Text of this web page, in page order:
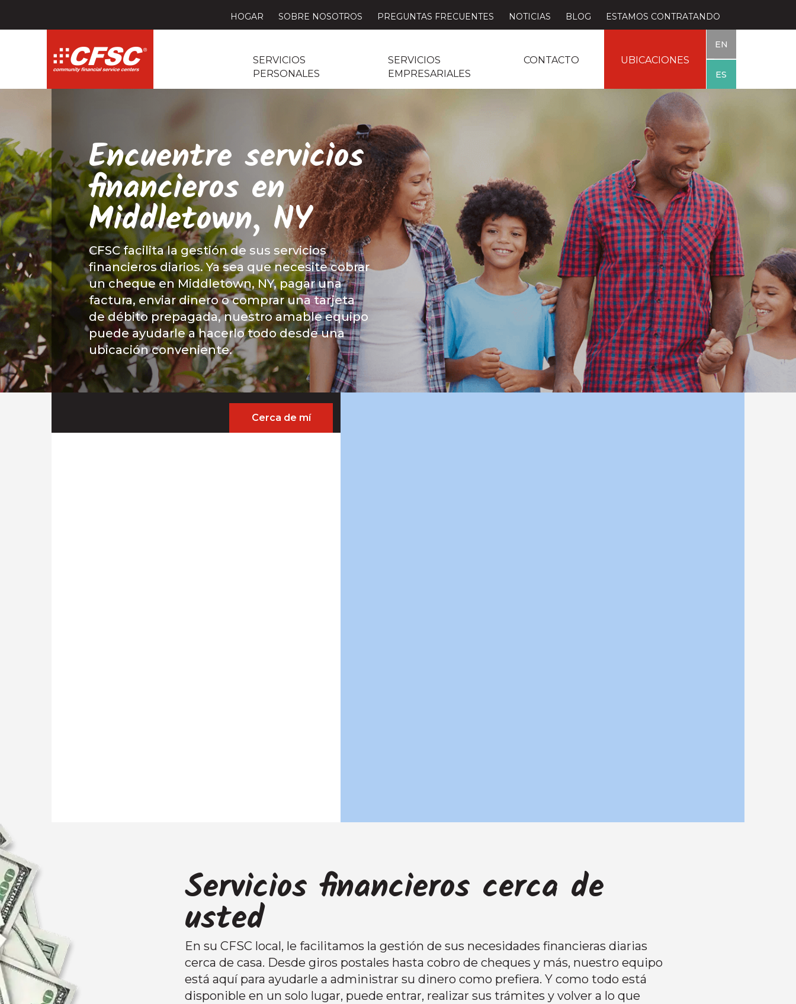
HOGAR SOBRE NOSOTROS PREGUNTAS FRECUENTES NOTICIAS BLOG ESTAMOS CONTRATANDO
SERVICIOS
PERSONALES
SERVICIOS
EMPRESARIALES
CONTACTO UBICACIONES
EN
ES
Encuentre servicios
financieros en
Middletown, NY
CFSC facilita la gestión de sus servicios
financieros diarios. Ya sea que necesite cobrar
un cheque en Middletown, NY, pagar una
factura, enviar dinero o comprar una tarjeta
de débito prepagada, nuestro amable equipo
puede ayudarle a hacerlo todo desde una
ubicación conveniente.
Cerca de mí
Servicios financieros cerca de
usted
En su CFSC local, le facilitamos la gestión de sus necesidades financieras diarias
cerca de casa. Desde giros postales hasta cobro de cheques y más, nuestro equipo
está aquí para ayudarle a administrar su dinero como prefiera. Y como todo está
disponible en un solo lugar, puede entrar, realizar sus trámites y volver a lo que